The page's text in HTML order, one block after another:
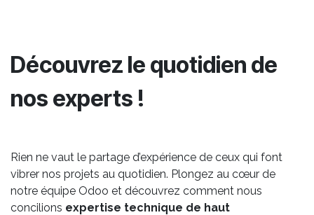
Découvrez le quotidien de
nos experts !
Rien ne vaut le partage d’expérience de ceux qui font
vibrer nos projets au quotidien. Plongez au cœur de
notre équipe Odoo et découvrez comment nous
concilions expertise technique de haut